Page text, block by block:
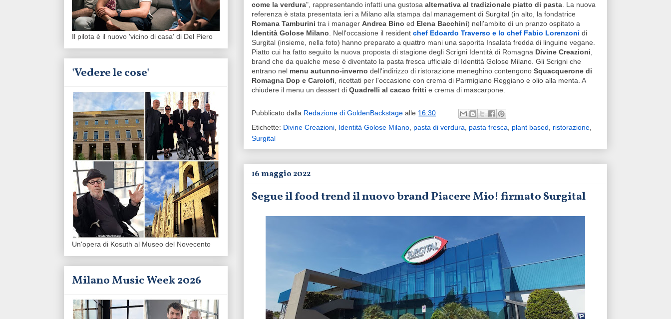
come la verdura", rappresentando infatti una gustosa alternativa al tradizionale piatto di pasta. La nuova
referenza è stata presentata ieri a Milano alla stampa dal management di Surgital (in alto, la fondatrice
Romana Tamburini tra i manager Andrea Bino ed Elena Bacchini) nell'ambito di un pranzo ospitato a
Identità Golose Milano. Nell'occasione il resident chef Edoardo Traverso e lo chef Fabio Lorenzoni di
Surgital (insieme, nella foto) hanno preparato a quattro mani una saporita Insalata fredda di linguine vegane.
Piatto cui ha fatto seguito la nuova proposta di stagione degli Scrigni Identità di Romagna Divine Creazioni,
brand che da qualche mese è diventato la pasta fresca ufficiale di Identità Golose Milano. Gli Scrigni che
entrano nel menu autunno-inverno dell'indirizzo di ristorazione meneghino contengono Squacquerone di
Romagna Dop e Carciofi, ricettati per l'occasione con crema di Parmigiano Reggiano e olio alla menta. A
chiudere il menu un dessert di Quadrelli al cacao fritti e crema di mascarpone.
Pubblicato dalla Redazione di GoldenBackstage alle 16:30
Etichette: Divine Creazioni, Identità Golose Milano, pasta di verdura, pasta fresca, plant based, ristorazione,
Surgital
16 maggio 2022
Segue il food trend il nuovo brand Piacere Mio! firmato Surgital
Il pilota è il nuovo 'vicino di casa' di Del Piero
'Vedere le cose'
Un'opera di Kosuth al Museo del Novecento
Milano Music Week 2026